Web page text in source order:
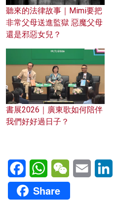
聽來的法律故事｜Mimi要把
非常父母送進監獄 惡魔父母
還是邪惡女兒？
書展2026｜廣東歌如何陪伴
我們好好過日子？
FacebookWhatsAppWeChatEmail
Share